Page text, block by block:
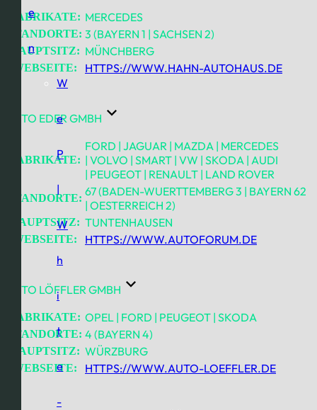
e
n
W
e
P
|
W
h
i
t
e
-
FABRIKATE: MERCEDES
STANDORTE: 3 (BAYERN 1 | SACHSEN 2)
HAUPTSITZ: MÜNCHBERG
WEBSEITE: HTTPS://WWW.HAHN-AUTOHAUS.DE
AUTO EDER GMBH
FABRIKATE:
FORD | JAGUAR | MAZDA | MERCEDES
| VOLVO | SMART | VW | SKODA | AUDI
| PEUGEOT | RENAULT | LAND ROVER
STANDORTE: 67 (BADEN-WUERTTEMBERG 3 | BAYERN 62
| OESTERREICH 2)
HAUPTSITZ: TUNTENHAUSEN
WEBSEITE: HTTPS://WWW.AUTOFORUM.DE
AUTO LÖFFLER GMBH
FABRIKATE: OPEL | FORD | PEUGEOT | SKODA
STANDORTE: 4 (BAYERN 4)
HAUPTSITZ: WÜRZBURG
WEBSEITE: HTTPS://WWW.AUTO-LOEFFLER.DE